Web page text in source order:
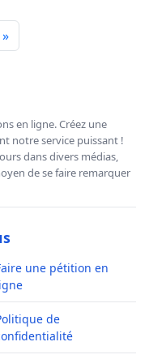
»
en ligne. Créez une
notre service puissant !
dans divers médias,
de se faire remarquer
une pétition en
de